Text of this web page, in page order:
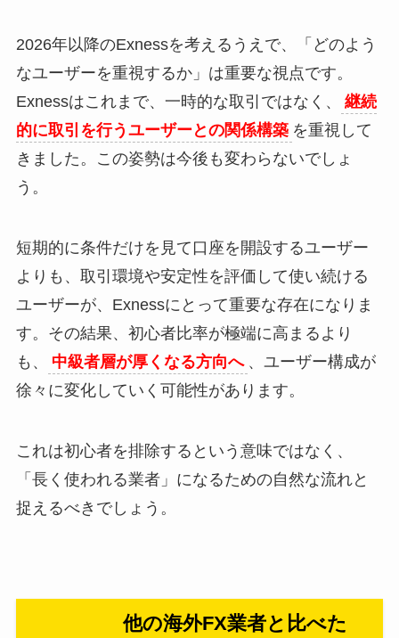
2026年以降のExnessを考えるうえで、「どのよう
なユーザーを重視するか」は重要な視点です。
Exnessはこれまで、一時的な取引ではなく、
継続
的に取引を行うユーザーとの関係構築 を重視して
きました。この姿勢は今後も変わらないでしょ
う。
短期的に条件だけを見て口座を開設するユーザー
よりも、取引環境や安定性を評価して使い続ける
ユーザーが、Exnessにとって重要な存在になりま
す。その結果、初心者比率が極端に高まるより
も、
中級者層が厚くなる方向へ 、ユーザー構成が
徐々に変化していく可能性があります。
これは初心者を排除するという意味ではなく、
「長く使われる業者」になるための自然な流れと
捉えるべきでしょう。
他の海外FX業者と比べた